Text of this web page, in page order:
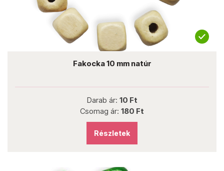
Fakocka 10 mm natúr
Darab ár: 10 Ft
Csomag ár: 180 Ft
Részletek